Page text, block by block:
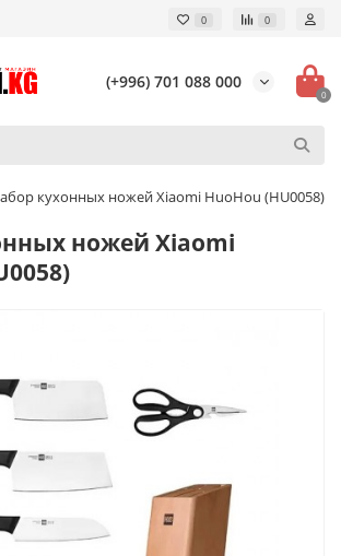
0 0
(+996) 701 088 000
0
кухонных ножей Xiaomi HuoHou (HU0058)
ножей Xiaomi